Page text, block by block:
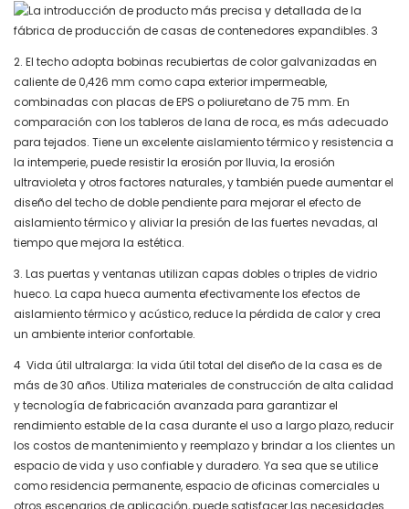
2. El techo adopta bobinas recubiertas de color galvanizadas en
caliente de 0,426 mm como capa exterior impermeable,
combinadas con placas de EPS o poliuretano de 75 mm. En
comparación con los tableros de lana de roca, es más adecuado
para tejados. Tiene un excelente aislamiento térmico y resistencia a
la intemperie, puede resistir la erosión por lluvia, la erosión
ultravioleta y otros factores naturales, y también puede aumentar el
diseño del techo de doble pendiente para mejorar el efecto de
aislamiento térmico y aliviar la presión de las fuertes nevadas, al
tiempo que mejora la estética.
3. Las puertas y ventanas utilizan capas dobles o triples de vidrio
hueco. La capa hueca aumenta efectivamente los efectos de
aislamiento térmico y acústico, reduce la pérdida de calor y crea
un ambiente interior confortable.
4 Vida útil ultralarga: la vida útil total del diseño de la casa es de
más de 30 años. Utiliza materiales de construcción de alta calidad
y tecnología de fabricación avanzada para garantizar el
rendimiento estable de la casa durante el uso a largo plazo, reducir
los costos de mantenimiento y reemplazo y brindar a los clientes un
espacio de vida y uso confiable y duradero. Ya sea que se utilice
como residencia permanente, espacio de oficinas comerciales u